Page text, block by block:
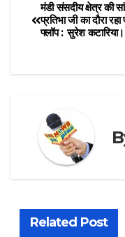
मंडी संसदीय क्षेत्र की
प्रतिभा जी का दौरा रहा
फ्लॉप : सुरेश कटारिया।
Related Post